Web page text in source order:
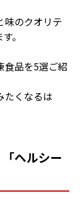
味のクオリテ
。
食品を5選ご紹
たくなるは
ヘルシー